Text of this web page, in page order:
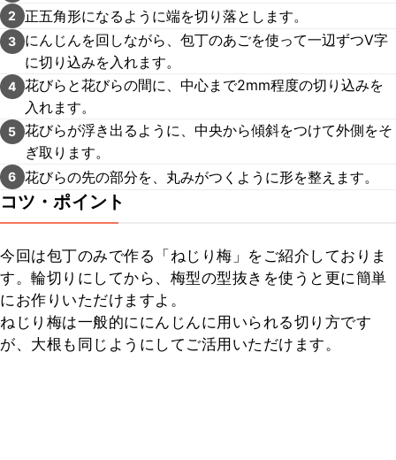
2 正五角形になるように端を切り落とします。
3
にんじんを回しながら、包丁のあごを使って一辺ずつV字
に切り込みを入れます。
4 花びらと花びらの間に、中心まで2mm程度の切り込みを
入れます。
5 花びらが浮き出るように、中央から傾斜をつけて外側をそ
ぎ取ります。
6 花びらの先の部分を、丸みがつくように形を整えます。
コツ・ポイント
今回は包丁のみで作る「ねじり梅」をご紹介しておりま
す。輪切りにしてから、梅型の型抜きを使うと更に簡単
にお作りいただけますよ。
ねじり梅は一般的ににんじんに用いられる切り方です
が、大根も同じようにしてご活用いただけます。